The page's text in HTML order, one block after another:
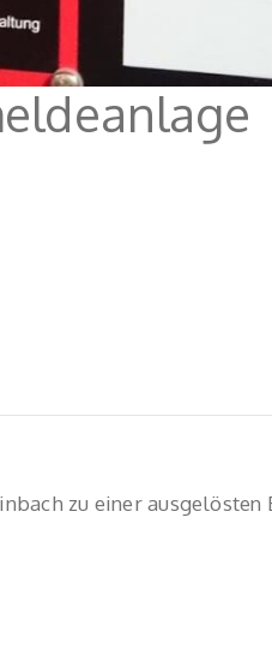
zu einer ausgelösten